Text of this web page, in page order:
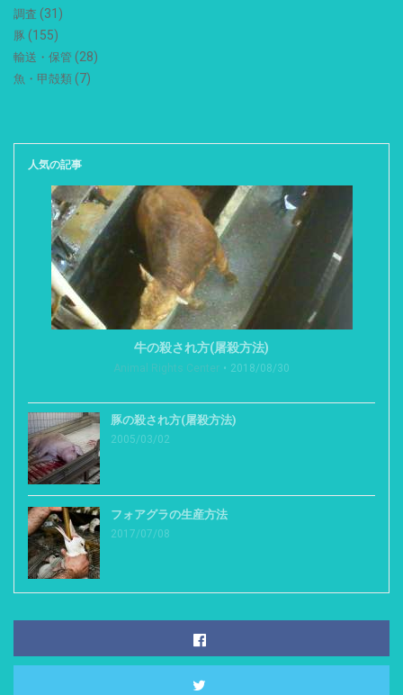
調査 (31)
豚 (155)
輸送・保管 (28)
魚・甲殻類 (7)
人気の記事
牛の殺され方(屠殺方法)
Animal Rights Center 2018/08/30
豚の殺され方(屠殺方法)
2005/03/02
フォアグラの生産方法
2017/07/08